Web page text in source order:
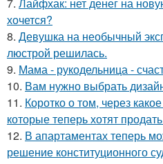
хочется?
8. Девушка на необычный
люстрой решилась.
9. Мама - рукодельница -
10. Вам нужно выбрать
11. Коротко о том, через
которые теперь хотят
12. В апартаментах теперь
решение конституционного